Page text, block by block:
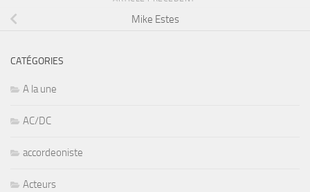
Mike Estes
CATÉGORIES
A la une
AC/DC
accordeoniste
Acteurs